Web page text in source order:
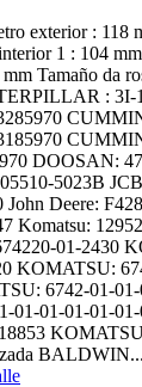
exterior : 118
1 : 104
Tamaño da
: 3I-
DOOSAN:
5023B
John Deere:
Komatsu:
01-2430
KOMATSU:
6742-01-
01-01-01-01-
BALDWIN...